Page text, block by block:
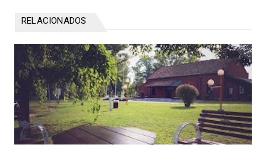
RELACIONADOS